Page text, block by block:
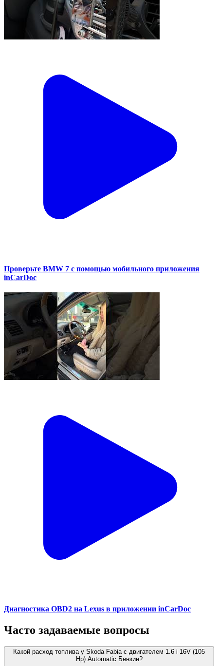
Проверьте BMW 7 с помощью мобильного приложения
inCarDoc
Диагностика OBD2 на Lexus в приложении inCarDoc
Часто задаваемые вопросы
Какой расход топлива у Skoda Fabia с двигателем 1.6 i 16V (105
Hp) Automatic Бензин?